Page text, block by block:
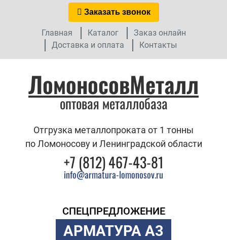
Заказать звонок
Главная Каталог
Заказ онлайн
Доставка и оплата
Контакты
ЛомоносовМеталл
оптовая металлобаза
Отгрузка металлопроката от 1 тонны
по Ломоносову и Ленинградской области
+7 (812) 467-43-81
info@armatura-lomonosov.ru
СПЕЦПРЕДЛОЖЕНИЕ
АРМАТУРА А3